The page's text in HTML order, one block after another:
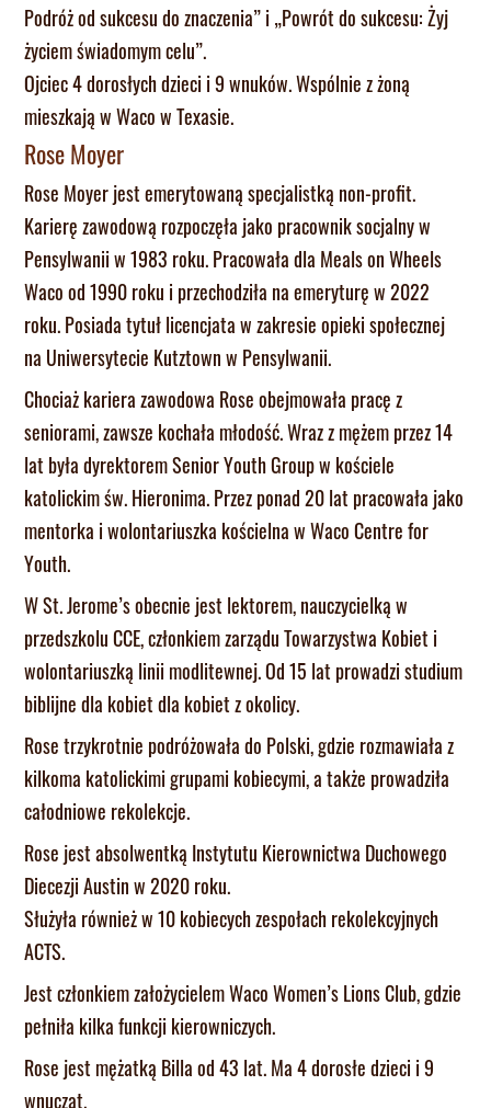
Podróż od sukcesu do znaczenia” i „Powrót do sukcesu: Żyj
życiem świadomym celu”.
Ojciec 4 dorosłych dzieci i 9 wnuków. Wspólnie z żoną
mieszkają w Waco w Texasie.
Rose Moyer
Rose Moyer jest emerytowaną specjalistką non-profit.
Karierę zawodową rozpoczęła jako pracownik socjalny w
Pensylwanii w 1983 roku. Pracowała dla Meals on Wheels
Waco od 1990 roku i przechodziła na emeryturę w 2022
roku. Posiada tytuł licencjata w zakresie opieki społecznej
na Uniwersytecie Kutztown w Pensylwanii.
Chociaż kariera zawodowa Rose obejmowała pracę z
seniorami, zawsze kochała młodość. Wraz z mężem przez 14
lat była dyrektorem Senior Youth Group w kościele
katolickim św. Hieronima. Przez ponad 20 lat pracowała jako
mentorka i wolontariuszka kościelna w Waco Centre for
Youth.
W St. Jerome’s obecnie jest lektorem, nauczycielką w
przedszkolu CCE, członkiem zarządu Towarzystwa Kobiet i
wolontariuszką linii modlitewnej. Od 15 lat prowadzi studium
biblijne dla kobiet dla kobiet z okolicy.
Rose trzykrotnie podróżowała do Polski, gdzie rozmawiała z
kilkoma katolickimi grupami kobiecymi, a także prowadziła
całodniowe rekolekcje.
Rose jest absolwentką Instytutu Kierownictwa Duchowego
Diecezji Austin w 2020 roku.
Służyła również w 10 kobiecych zespołach rekolekcyjnych
ACTS.
Jest członkiem założycielem Waco Women’s Lions Club, gdzie
pełniła kilka funkcji kierowniczych.
Rose jest mężatką Billa od 43 lat. Ma 4 dorosłe dzieci i 9
wnucząt.